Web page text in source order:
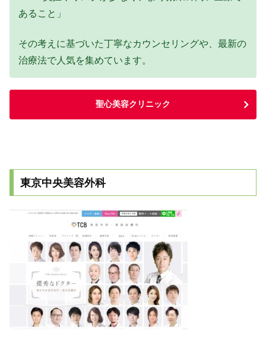
あること」
その考えに基づいた丁寧なカウンセリングや、最新の
治療法で人気を集めています。
聖心美容クリニック
東京中央美容外科